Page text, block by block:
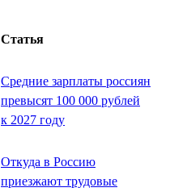
Статья
Средние зарплаты россиян
превысят 100 000 рублей
к 2027 году
Откуда в Россию
приезжают трудовые